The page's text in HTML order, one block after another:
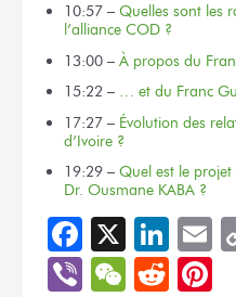
10:57 –Quelles sont les
l’alliance COD ?
13:00 –À propos du
15:22 – … et du Franc
17:27 – Évolution des
d’Ivoire ?
19:29 –Quel est le
Dr. Ousmane KABA ?
Facebook
X
ViberWeChat